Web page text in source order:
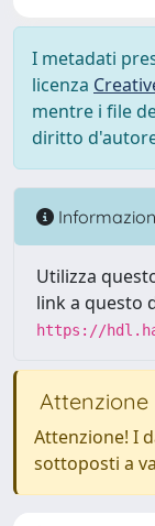
I metadati
licenza
mentre i file
diritto
Utilizza
link a questo
https://
Attenzione
Attenzione! I
sottoposti a